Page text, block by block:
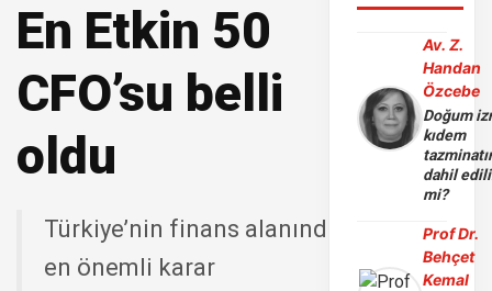
En Etkin 50
CFO’su belli
oldu
Türkiye’nin finans alanında
en önemli karar
Av. Z.
Handan
Özcebe
Doğum
kıdem
dahil
mi?
Prof Dr.
Behçet
Kemal